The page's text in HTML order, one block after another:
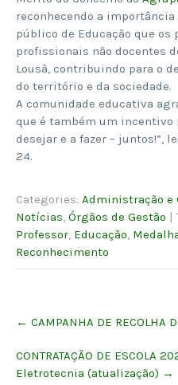
reconhecendo a
público de Educação que os
profissionais não docentes
Lousã, contribuindo para o
do território e da sociedade.
A comunidade educativa
que é também um incentivo
desejar e a fazer – juntos!”,
24.
Categories: Administração e
Notícias Órgãos de Gestão |
Professor Educação
Reconhecimento
navigation
← CAMPANHA DE RECOLHA
CONTRATAÇÃO DE ESCOLA
Eletrotecnia (atualização) →